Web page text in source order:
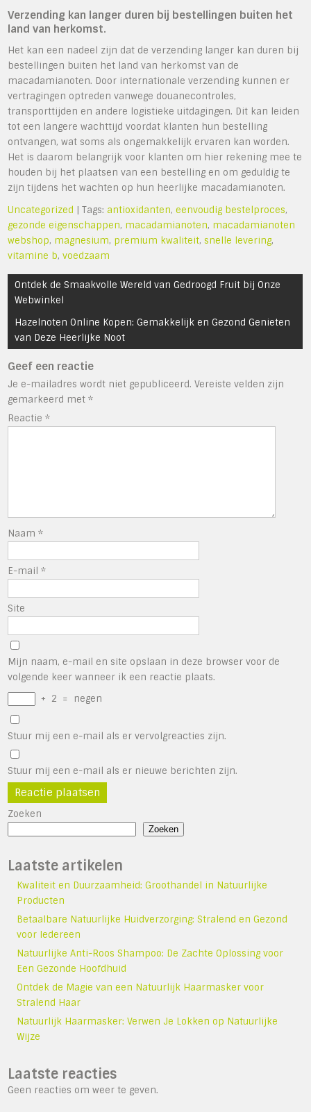
Verzending kan langer duren bij bestellingen buiten het
land van herkomst.
Het kan een nadeel zijn dat de verzending langer kan duren bij
bestellingen buiten het land van herkomst van de
macadamianoten. Door internationale verzending kunnen er
vertragingen optreden vanwege douanecontroles,
transporttijden en andere logistieke uitdagingen. Dit kan leiden
tot een langere wachttijd voordat klanten hun bestelling
ontvangen, wat soms als ongemakkelijk ervaren kan worden.
Het is daarom belangrijk voor klanten om hier rekening mee te
houden bij het plaatsen van een bestelling en om geduldig te
zijn tijdens het wachten op hun heerlijke macadamianoten.
Uncategorized | Tags: antioxidanten,eenvoudig bestelproces,
gezonde eigenschappen, macadamianoten, macadamianoten
webshop, magnesium, premium kwaliteit,snelle levering,
vitamine b,voedzaam
Bericht
navigatie
Ontdek de Smaakvolle Wereld van Gedroogd Fruit bij Onze
Webwinkel
Hazelnoten Online Kopen: Gemakkelijk en Gezond Genieten
van Deze Heerlijke Noot
Geef een reactie
Je e-mailadres wordt niet gepubliceerd. Vereiste velden zijn
gemarkeerd met*
Reactie*
Naam*
E-mail*
Site
Mijn naam, e-mail en site opslaan in deze browser voor de
volgende keer wanneer ik een reactie plaats.
+ 2 = negen
Stuur mij een e-mail als er vervolgreacties zijn.
Stuur mij een e-mail als er nieuwe berichten zijn.
Zoeken
Zoeken
Laatste artikelen
Kwaliteit en Duurzaamheid: Groothandel in Natuurlijke
Producten
Betaalbare Natuurlijke Huidverzorging: Stralend en Gezond
voor Iedereen
Natuurlijke Anti-Roos Shampoo: De Zachte Oplossing voor
Een Gezonde Hoofdhuid
Ontdek de Magie van een Natuurlijk Haarmasker voor
Stralend Haar
Natuurlijk Haarmasker: Verwen Je Lokken op Natuurlijke
Wijze
Laatste reacties
Geen reacties om weer te geven.